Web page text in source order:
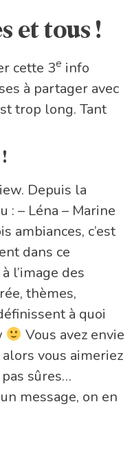
et tous !
cette 3e info
à partager avec
trop long. Tant
Depuis la
: – Léna – Marine
ambiances, c’est
dans ce
l’image des
thèmes,
à quoi
Vous avez envie
vous aimeriez
sûres…
message, on en